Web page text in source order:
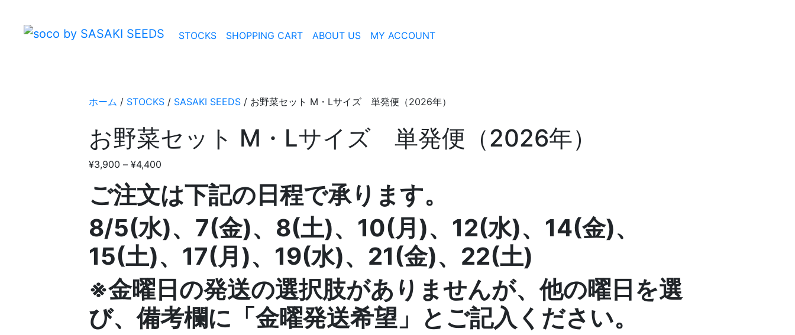
STOCKS SHOPPING CART ABOUT US MY ACCOUNT
ホーム / STOCKS / SASAKI SEEDS / お野菜セット M・Lサイズ 単発便（2026年）
お野菜セット M・Lサイズ 単発便（2026年）
¥3,900 – ¥4,400
帯:
¥3,900
–
¥4,400
ご注文は下記の日程で承ります。
8/5(水)、7(金)、8(土)、10(月)、12(水)、14(金)、
15(土)、17(月)、19(水)、21(金)、22(土)
※金曜日の発送の選択肢がありませんが、他の曜日を選
び、備考欄に「金曜発送希望」とご記入ください。